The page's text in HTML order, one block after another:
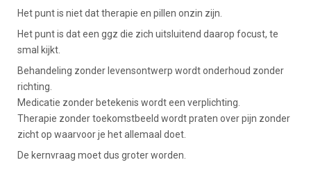
Het punt is niet dat therapie en pillen onzin zijn.
Het punt is dat een ggz die zich uitsluitend daarop focust, te
smal kijkt.
Behandeling zonder levensontwerp wordt onderhoud zonder
richting.
Medicatie zonder betekenis wordt een verplichting.
Therapie zonder toekomstbeeld wordt praten over pijn zonder
zicht op waarvoor je het allemaal doet.
De kernvraag moet dus groter worden.